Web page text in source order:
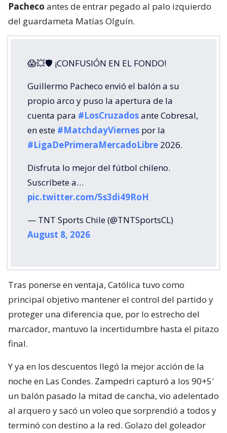
Pacheco antes de entrar pegado al palo izquierdo
del guardameta Matías Olguín.
😱💥🛡 ¡CONFUSIÓN EN EL FONDO!
Guillermo Pacheco envió el balón a su
propio arco y puso la apertura de la
cuenta para #LosCruzadosante Cobresal,
en este #MatchdayViernes por la
#LigaDePrimeraMercadoLibre 2026.
Disfruta lo mejor del fútbol chileno.
Suscríbete a…
pic.twitter.com/5s3di49RoH
— TNT Sports Chile (@TNTSportsCL)
August 8, 2026
Tras ponerse en ventaja, Católica tuvo como
principal objetivo mantener el control del partido y
proteger una diferencia que, por lo estrecho del
marcador, mantuvo la incertidumbre hasta el pitazo
final.
Y ya en los descuentos llegó la mejor acción de la
noche en Las Condes. Zampedri capturó a los 90+5′
un balón pasado la mitad de cancha, vio adelentado
al arquero y sacó un voleo que sorprendió a todos y
terminó con destino a la red. Golazo del goleador